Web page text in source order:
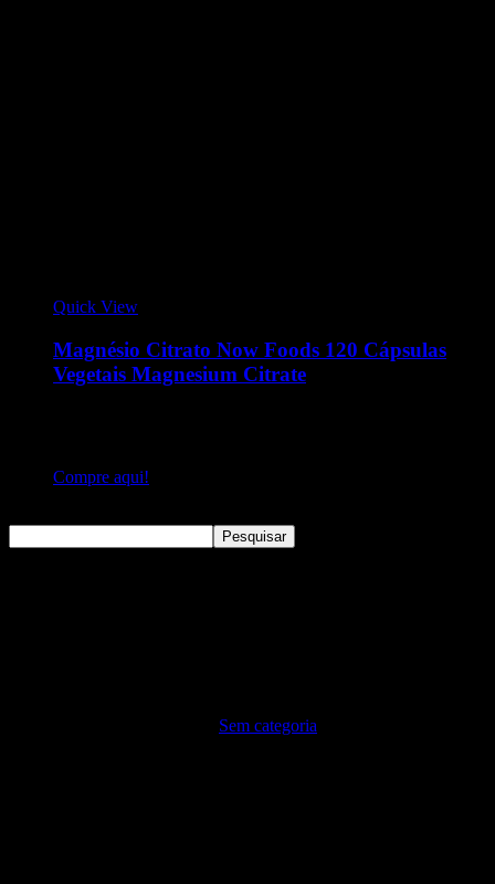
Quick View
Magnésio Citrato Now Foods 120 Cápsulas
Vegetais Magnesium Citrate
Compre aqui!
Pesquisar
Sem categoria